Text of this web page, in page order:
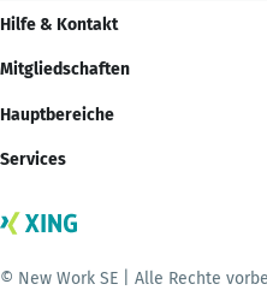
Hilfe & Kontakt
Mitgliedschaften
Hauptbereiche
Services
© New Work SE | Alle Rechte